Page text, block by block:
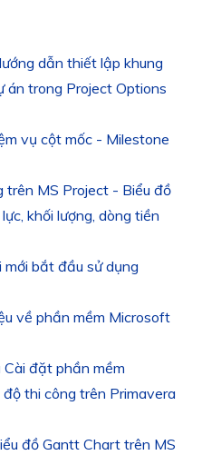
dẫn thiết lập khung
án trong Project Options
vụ cột mốc - Milestone
trên MS Project - Biểu đồ
khối lượng, dòng tiền
mới bắt đầu sử dụng
về phần mềm Microsoft
đặt phần mềm
thi công trên Primavera
đồ Gantt Chart trên MS